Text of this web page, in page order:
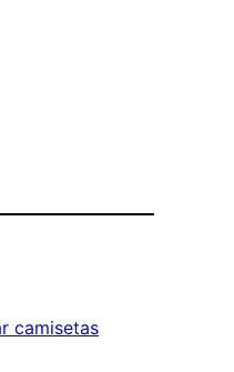
camisetas